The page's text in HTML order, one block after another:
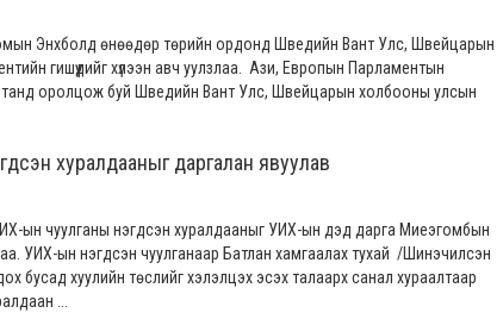
Энхболд өнөөдөр төрийн ордонд Шведийн Вант Улс, Швейцарын
гишүүдийг хүлээн авч уулзлаа. Ази, Европын Парламентын
оролцож буй Шведийн Вант Улс, Швейцарын холбооны улсын
хуралдааныг даргалан явуулав
ын чуулганы нэгдсэн хуралдааныг УИХ-ын дэд дарга Миеэгомбын
УИХ-ын нэгдсэн чуулганаар Батлан хамгаалах тухай /Шинэчилсэн
бусад хуулийн төслийг хэлэлцэх эсэх талаарх санал хураалтаар
...